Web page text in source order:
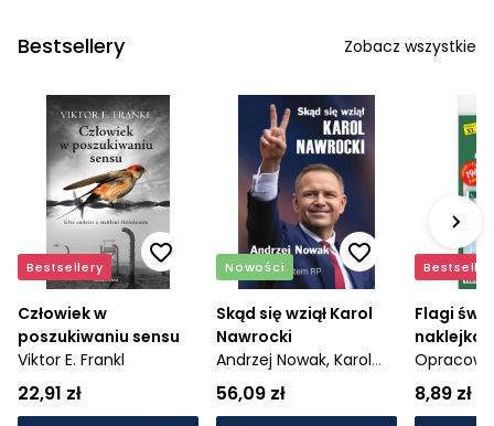
Bestsellery Zobacz wszystkie
Bestsellery
Człowiek w
poszukiwaniu sensu
Viktor E. Frankl
22,91 zł
Nowości
Skąd się wziął Karol
Nawrocki
Andrzej Nowak, Karol
Nawrocki
56,09 zł
Flagi
8,89 zł